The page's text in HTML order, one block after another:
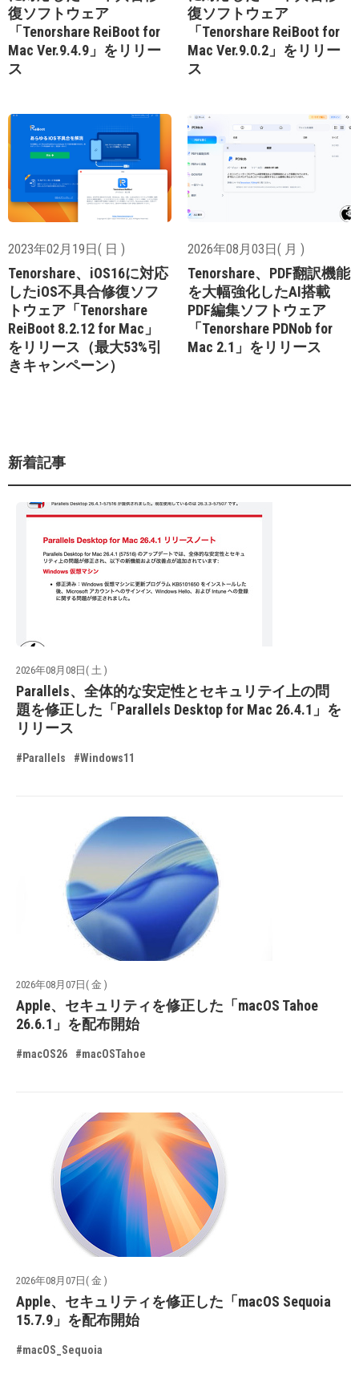
復ソフトウェア
「Tenorshare ReiBoot for
Mac Ver.9.4.9」をリリー
ス
復ソフトウェア
「Tenorshare ReiBoot for
Mac Ver.9.0.2」をリリー
ス
2023年02月19日( 日 )
Tenorshare、iOS16に対応
したiOS不具合修復ソフ
トウェア「Tenorshare
ReiBoot 8.2.12 for Mac」
をリリース（最大53%引
きキャンペーン）
2026年08月03日( 月 )
Tenorshare、PDF翻訳機能
を大幅強化したAI搭載
PDF編集ソフトウェア
「Tenorshare PDNob for
Mac 2.1」をリリース
新着記事
2026年08月08日( 土 )
Parallels、全体的な安定性とセキュリテイ上の問
題を修正した「Parallels Desktop for Mac 26.4.1」を
リリース
#Parallels #Windows11
2026年08月07日( 金 )
Apple、セキュリティを修正した「macOS Tahoe
26.6.1」を配布開始
#macOS26 #macOSTahoe
2026年08月07日( 金 )
Apple、セキュリティを修正した「macOS Sequoia
15.7.9」を配布開始
#macOS_Sequoia